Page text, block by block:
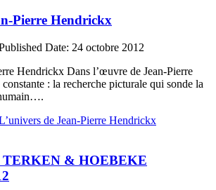
Pierre Hendrickx
Date: 24 octobre 2012
Hendrickx Dans l’œuvre de Jean-Pierre
: la recherche picturale qui sonde la
de Jean-Pierre Hendrickx
TERKEN & HOEBEKE